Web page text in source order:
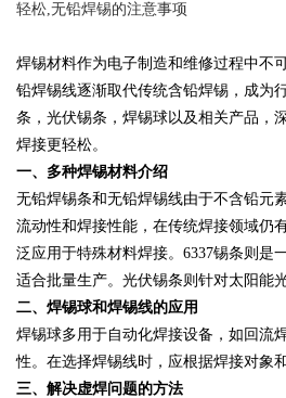
!
轻松,无铅焊锡的注意事项
焊锡材料作为电子制造和维修过程中不
铅焊锡线逐渐取代传统含铅焊锡，成为
条，光伏锡条，焊锡球以及相关产品，
焊接更轻松。
一、多种焊锡材料介绍
无铅焊锡条和无铅焊锡线由于不含铅元
流动性和焊接性能，在传统焊接领域仍
泛应用于特殊材料焊接。6337锡条则是
适合批量生产。光伏锡条则针对太阳能
二、焊锡球和焊锡线的应用
焊锡球多用于自动化焊接设备，如回流
性。在选择焊锡线时，应根据焊接对象
三、解决虚焊问题的方法